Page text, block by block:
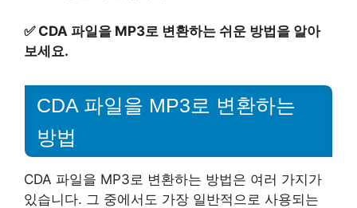
✅ CDA 파일을 MP3로 변환하는 쉬운 방법을 알아
보세요.
CDA 파일을 MP3로 변환하는
방법
CDA 파일을 MP3로 변환하는 방법은 여러 가지가
있습니다. 그 중에서도 가장 일반적으로 사용되는